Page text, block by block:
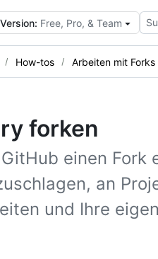
Version: Free, Pro, & Team
How-tos Arbeiten mit Forks
forken
einen Fork
an
und Ihre